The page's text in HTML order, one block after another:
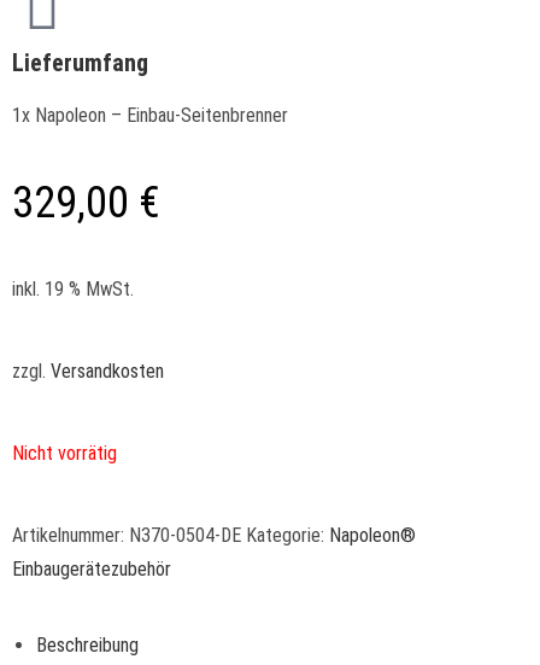
Lieferumfang
1x Napoleon – Einbau-Seitenbrenner
329,00 €
inkl. 19 % MwSt.
zzgl. Versandkosten
Nicht vorrätig
Artikelnummer: N370-0504-DE Kategorie: Napoleon®
Einbaugerätezubehör
Beschreibung